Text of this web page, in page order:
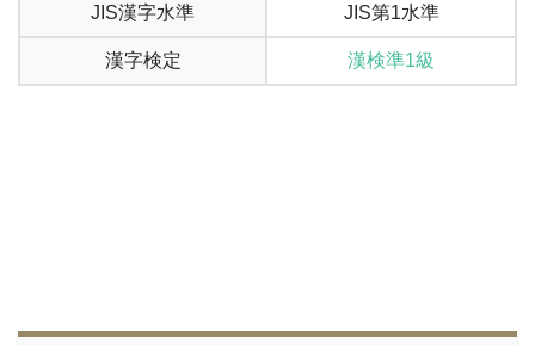
JIS漢字水準 JIS第1水準
漢字検定 漢検準1級